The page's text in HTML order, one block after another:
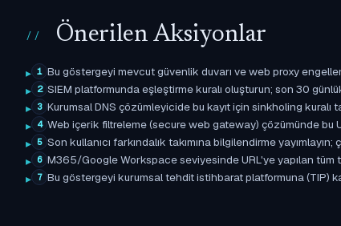
Önerilen Aksiyonlar
1 Bu göstergeyi mevcut güvenlik duvarı ve web proxy
2 SIEM platformunda eşleştirme kuralı oluşturun; son 30
3 Kurumsal DNS çözümleyicide bu kayıt için sinkholing kuralı
4 Web içerik filtreleme (secure web gateway) çözümünde bu
5 Son kullanıcı farkındalık takımına bilgilendirme
6 M365/Google Workspace seviyesinde URL'ye yapılan tüm
7 Bu göstergeyi kurumsal tehdit istihbarat platformuna (TIP)